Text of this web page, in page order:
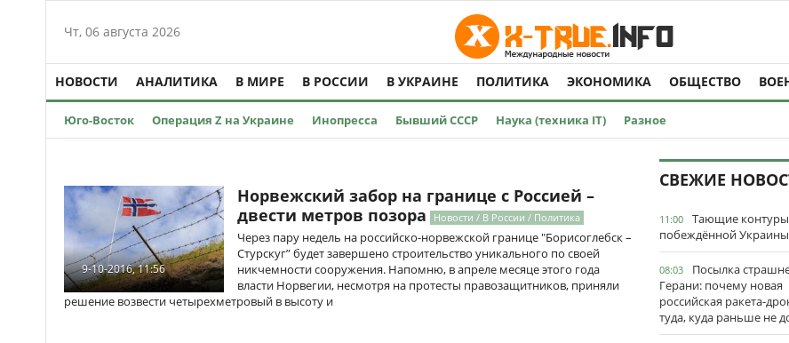
Чт, 06 августа 2026
НОВОСТИ АНАЛИТИКА В МИРЕ В РОССИИ В УКРАИНЕ ПОЛИТИКА ЭКОНОМИКА ОБЩЕСТВО
Юго-Восток Операция Z на Украине Инопресса Бывший СССР Наука (техника IT) Разное
9-10-2016, 11:56
Норвежский забор на границе с Россией –
двести метров позора
Новости / В России / Политика
Через пару недель на российско-норвежской границе "Борисоглебск –
Стурскуг” будет завершено строительство уникального по своей
никчемности сооружения. Напомню, в апреле месяце этого года
власти Норвегии, несмотря на протесты правозащитников, приняли
решение возвести четырехметровый в высоту и
СВЕЖИЕ
11:00
Тающие контуры
побеждённой Украины
08:03
Посылка
Герани: почему новая
российская ракета-
туда, куда раньше не